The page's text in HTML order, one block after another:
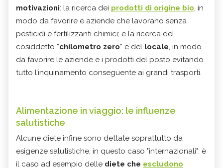
motivazioni: la ricerca dei prodotti di origine bio, in
modo da favorire e aziende che lavorano senza
pesticidi e fertilizzanti chimici; e la ricerca del
cosiddetto “chilometro zero” e del locale, in modo
da favorire le aziende e i prodotti del posto evitando
tutto l’inquinamento conseguente ai grandi trasporti.
Alimentazione in viaggio: le influenze
salutistiche
Alcune diete infine sono dettate soprattutto da
esigenze salutistiche, in questo caso "internazionali": è
il caso ad esempio delle diete che escludono